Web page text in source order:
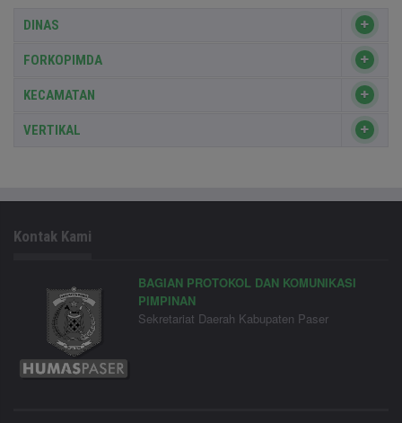
DINAS
FORKOPIMDA
KECAMATAN
VERTIKAL
Kontak Kami
BAGIAN PROTOKOL DAN KOMUNIKASI
PIMPINAN
Sekretariat Daerah Kabupaten Paser